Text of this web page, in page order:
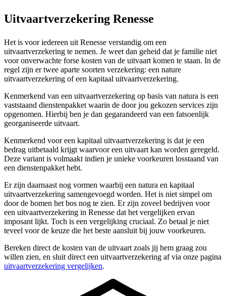
Uitvaartverzekering Renesse
Het is voor iedereen uit Renesse verstandig om een
uitvaartverzekering te nemen. Je weet dan geheid dat je familie niet
voor onverwachte forse kosten van de uitvaart komen te staan. In de
regel zijn er twee aparte soorten verzekering: een nature
uitvaartverzekering of een kapitaal uitvaartverzekering.
Kenmerkend van een uitvaartverzekering op basis van natura is een
vaststaand dienstenpakket waarin de door jou gekozen services zijn
opgenomen. Hierbij ben je dan gegarandeerd van een fatsoenlijk
georganiseerde uitvaart.
Kenmerkend voor een kapitaal uitvaartverzekering is dat je een
bedrag uitbetaald krijgt waarvoor een uitvaart kan worden geregeld.
Deze variant is volmaakt indien je unieke voorkeuren losstaand van
een dienstenpakket hebt.
Er zijn daarnaast nog vormen waarbij een natura en kapitaal
uitvaartverzekering samengevoegd worden. Het is niet simpel om
door de bomen het bos nog te zien. Er zijn zoveel bedrijven voor
een uitvaartverzekering in Renesse dat het vergelijken ervan
imposant lijkt. Toch is een vergelijking cruciaal. Zo betaal je niet
teveel voor de keuze die het beste aansluit bij jouw voorkeuren.
Bereken direct de kosten van de uitvaart zoals jij hem graag zou
willen zien, en sluit direct een uitvaartverzekering af via onze pagina
uitvaartverzekering vergelijken.